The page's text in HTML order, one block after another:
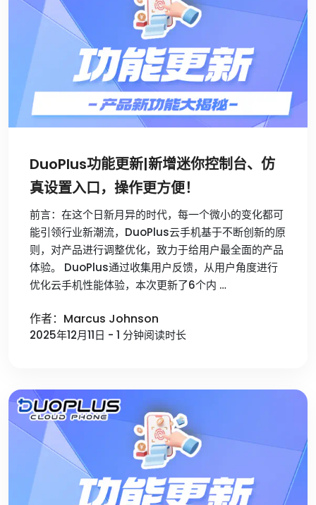
DuoPlus功能更新|新增迷你控制台、仿
真设置入口，操作更方便！
前言：在这个日新月异的时代，每一个微小的变化都可
能引领行业新潮流，DuoPlus云手机基于不断创新的原
则，对产品进行调整优化，致力于给用户最全面的产品
体验。 DuoPlus通过收集用户反馈，从用户角度进行
优化云手机性能体验，本次更新了6个内 …
作者：Marcus Johnson
2025年12月11日 - 1 分钟阅读时长